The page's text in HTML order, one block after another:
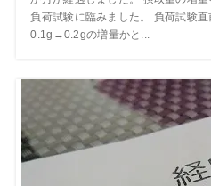
負荷試験に臨みました。 負荷試験
0.1g→0.2gの増量かと...